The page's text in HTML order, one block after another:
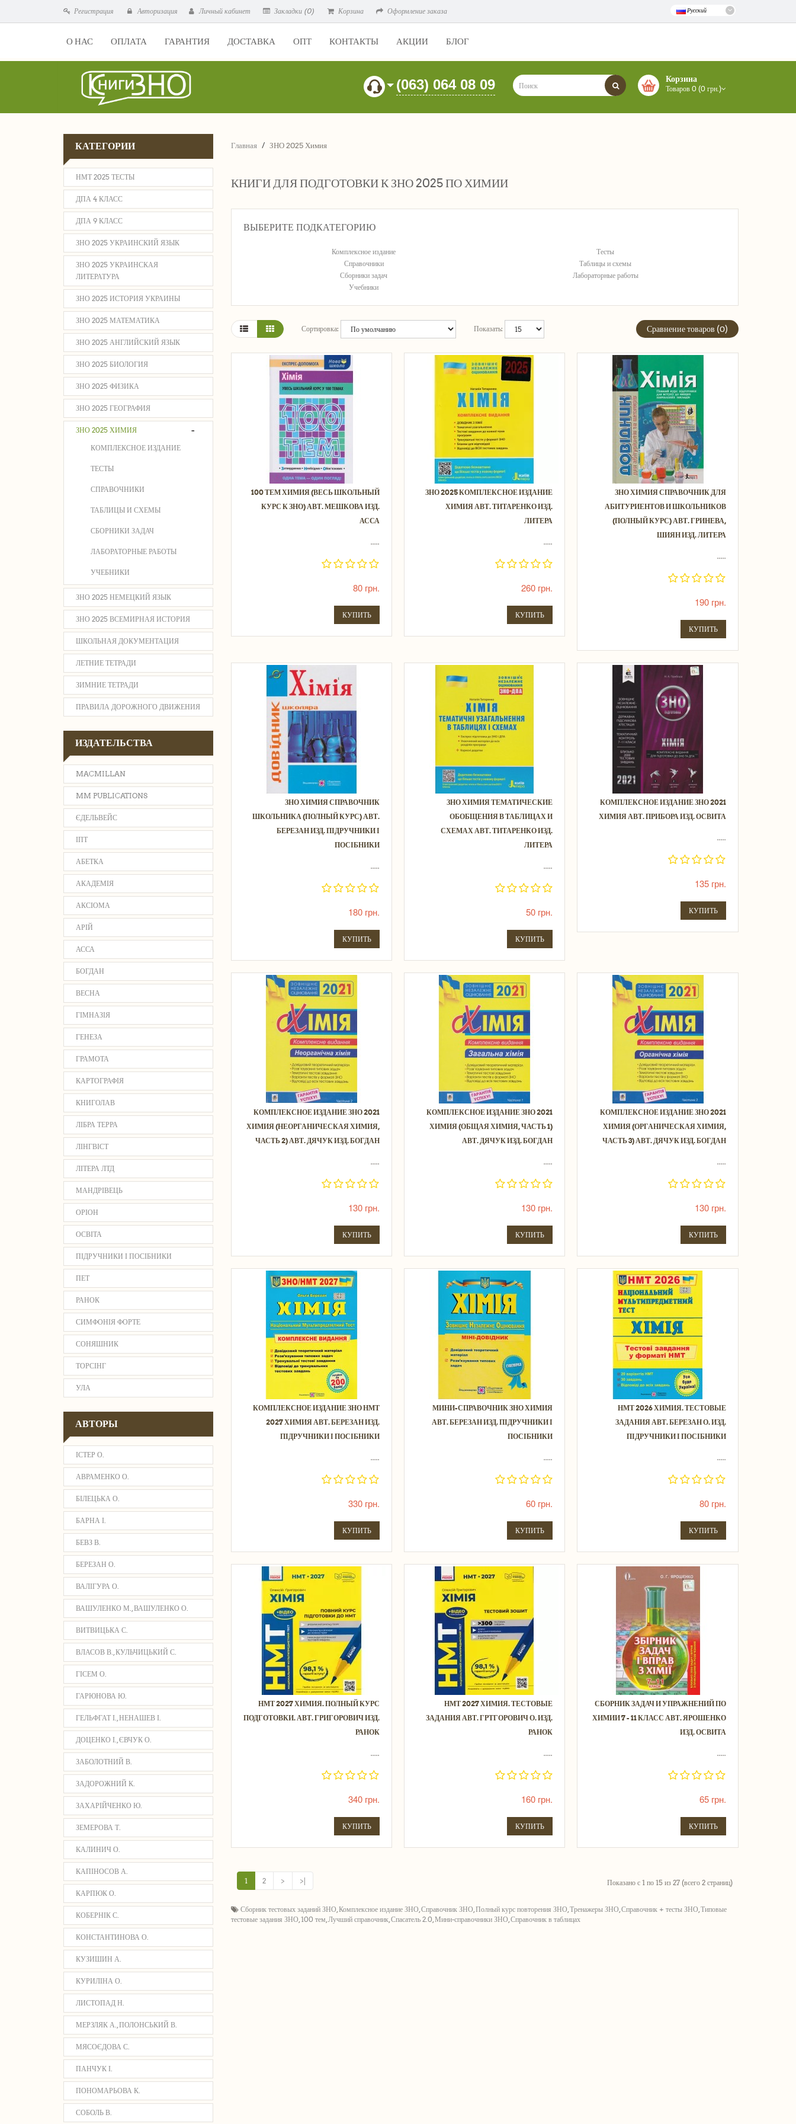
Регистрация Авторизация Личный кабинет Закладки (0) Корзина Оформление заказа Русский
О НАС ОПЛАТА ГАРАНТИЯ ДОСТАВКА ОПТ КОНТАКТЫ АКЦИИ БЛОГ
Корзина
Товаров 0 (0 грн.)
(063) 064 08 09
КАТЕГОРИИ
НМТ 2025 ТЕСТЫ
ДПА 4 КЛАСС
ДПА 9 КЛАСС
ЗНО 2025 УКРАИНСКИЙ ЯЗЫК
ЗНО 2025 УКРАИНСКАЯ
ЛИТЕРАТУРА
ЗНО 2025 ИСТОРИЯ УКРАИНЫ
ЗНО 2025 МАТЕМАТИКА
ЗНО 2025 АНГЛИЙСКИЙ ЯЗЫК
ЗНО 2025 БИОЛОГИЯ
ЗНО 2025 ФИЗИКА
ЗНО 2025 ГЕОГРАФИЯ
ЗНО 2025 ХИМИЯ -
КОМПЛЕКСНОЕ ИЗДАНИЕ
ТЕСТЫ
СПРАВОЧНИКИ
ТАБЛИЦЫ И СХЕМЫ
СБОРНИКИ ЗАДАЧ
ЛАБОРАТОРНЫЕ РАБОТЫ
УЧЕБНИКИ
ЗНО 2025 НЕМЕЦКИЙ ЯЗЫК
ЗНО 2025 ВСЕМИРНАЯ ИСТОРИЯ
ШКОЛЬНАЯ ДОКУМЕНТАЦИЯ
ЛЕТНИЕ ТЕТРАДИ
ЗИМНИЕ ТЕТРАДИ
ПРАВИЛА ДОРОЖНОГО ДВИЖЕНИЯ
ИЗДАТЕЛЬСТВА
MACMILLAN
MM PUBLICATIONS
ЄДЕЛЬВЕЙС
ІПТ
АБЕТКА
АКАДЕМІЯ
АКСІОМА
АРІЙ
АССА
БОГДАН
ВЕСНА
ГІМНАЗІЯ
ГЕНЕЗА
ГРАМОТА
КАРТОГРАФІЯ
КНИГОЛАВ
ЛІБРА ТЕРРА
ЛІНГВІСТ
ЛІТЕРА ЛТД
МАНДРІВЕЦЬ
ОРІОН
ОСВІТА
ПІДРУЧНИКИ І ПОСІБНИКИ
ПЕТ
РАНОК
СИМФОНІЯ ФОРТЕ
СОНЯШНИК
ТОРСІНГ
УЛА
АВТОРЫ
ІСТЕР О.
АВРАМЕНКО О.
БІЛЕЦЬКА О.
БАРНА І.
БЕВЗ В.
БЕРЕЗАН О.
ВАЛІГУРА О.
ВАШУЛЕНКО М., ВАШУЛЕНКО О.
ВИТВИЦЬКА С.
ВЛАСОВ В., КУЛЬЧИЦЬКИЙ С.
ГІСЕМ О.
ГАРЮНОВА Ю.
ГЕЛЬФГАТ І., НЕНАШЕВ І.
ДОЦЕНКО І., ЄВЧУК О.
ЗАБОЛОТНИЙ В.
ЗАДОРОЖНИЙ К.
ЗАХАРІЙЧЕНКО Ю.
ЗЕМЕРОВА Т.
КАЛИНИЧ О.
КАПІНОСОВ А.
КАРПЮК О.
КОБЕРНІК С.
КОНСТАНТИНОВА О.
КУЗИШИН А.
КУРИЛІНА О.
ЛИСТОПАД Н.
МЕРЗЛЯК А., ПОЛОНСЬКИЙ В.
МЯСОЄДОВА С.
ПАНЧУК І.
ПОНОМАРЬОВА К.
СОБОЛЬ В.
Главная ЗНО 2025 Химия
КНИГИ ДЛЯ ПОДГОТОВКИ К ЗНО 2025 ПО ХИМИИ
ВЫБЕРИТЕ ПОДКАТЕГОРИЮ
Комплексное издание
Тесты
Справочники
Таблицы и схемы
Сборники задач
Лабораторные работы
Учебники
Сортировка: Показать: Сравнение товаров (0)
100 ТЕМ ХИМИЯ (ВЕСЬ ШКОЛЬНЫЙ
КУРС К ЗНО) АВТ. МЕШКОВА ИЗД.
АССА
.....
80 грн.
КУПИТЬ
ЗНО 2025 КОМПЛЕКСНОЕ ИЗДАНИЕ
ХИМИЯ АВТ. ТИТАРЕНКО ИЗД.
ЛИТЕРА
.....
260 грн.
КУПИТЬ
ЗНО ХИМИЯ СПРАВОЧНИК ДЛЯ
АБИТУРИЕНТОВ И ШКОЛЬНИКОВ
(ПОЛНЫЙ КУРС) АВТ. ГРИНЕВА,
ШИЯН ИЗД. ЛИТЕРА
.....
190 грн.
КУПИТЬ
ЗНО ХИМИЯ СПРАВОЧНИК
ШКОЛЬНИКА (ПОЛНЫЙ КУРС) АВТ.
БЕРЕЗАН ИЗД. ПІДРУЧНИКИ І
ПОСІБНИКИ
.....
180 грн.
КУПИТЬ
ЗНО ХИМИЯ ТЕМАТИЧЕСКИЕ
ОБОБЩЕНИЯ В ТАБЛИЦАХ И
СХЕМАХ АВТ. ТИТАРЕНКО ИЗД.
ЛИТЕРА
.....
50 грн.
КУПИТЬ
КОМПЛЕКСНОЕ ИЗДАНИЕ ЗНО 2021
ХИМИЯ АВТ. ПРИБОРА ИЗД. ОСВИТА
.....
135 грн.
КУПИТЬ
КОМПЛЕКСНОЕ ИЗДАНИЕ ЗНО 2021
ХИМИЯ (НЕОРГАНИЧЕСКАЯ ХИМИЯ,
ЧАСТЬ 2) АВТ. ДЯЧУК ИЗД. БОГДАН
.....
130 грн.
КУПИТЬ
КОМПЛЕКСНОЕ ИЗДАНИЕ ЗНО 2021
ХИМИЯ (ОБЩАЯ ХИМИЯ, ЧАСТЬ 1)
АВТ. ДЯЧУК ИЗД. БОГДАН
.....
130 грн.
КУПИТЬ
КОМПЛЕКСНОЕ ИЗДАНИЕ ЗНО 2021
ХИМИЯ (ОРГАНИЧЕСКАЯ ХИМИЯ,
ЧАСТЬ 3) АВТ. ДЯЧУК ИЗД. БОГДАН
.....
130 грн.
КУПИТЬ
КОМПЛЕКСНОЕ ИЗДАНИЕ ЗНО НМТ
2027 ХИМИЯ АВТ. БЕРЕЗАН ИЗД.
ПІДРУЧНИКИ І ПОСІБНИКИ
.....
330 грн.
КУПИТЬ
МИНИ-СПРАВОЧНИК ЗНО ХИМИЯ
АВТ. БЕРЕЗАН ИЗД. ПІДРУЧНИКИ І
ПОСІБНИКИ
.....
60 грн.
КУПИТЬ
НМТ 2026 ХИМИЯ. ТЕСТОВЫЕ
ЗАДАНИЯ АВТ. БЕРЕЗАН О. ИЗД.
ПІДРУЧНИКИ І ПОСІБНИКИ
.....
80 грн.
КУПИТЬ
НМТ 2027 ХИМИЯ. ПОЛНЫЙ КУРС
ПОДГОТОВКИ. АВТ. ГРИГОРОВИЧ ИЗД.
РАНОК
.....
340 грн.
КУПИТЬ
НМТ 2027 ХИМИЯ. ТЕСТОВЫЕ
ЗАДАНИЯ АВТ. ГРТГОРОВИЧ О. ИЗД.
РАНОК
.....
160 грн.
КУПИТЬ
СБОРНИК ЗАДАЧ И УПРАЖНЕНИЙ ПО
ХИМИИ 7 - 11 КЛАСС АВТ. ЯРОШЕНКО
ИЗД. ОСВИТА
.....
65 грн.
КУПИТЬ
1 2 > >| Показано с 1 по 15 из 27 (всего 2 страниц)
Сборник тестовых заданий ЗНО,Комплексное издание ЗНО,Справочник ЗНО,Полный курс повторения ЗНО,Тренажеры ЗНО,Справочник + тесты ЗНО,Типовые
тестовые задания ЗНО,100 тем,Лучший справочник,Спасатель 2.0,Мини-справочники ЗНО,Справочник в таблицах